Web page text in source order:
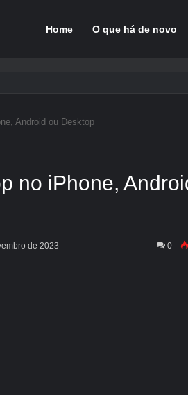
Home O que há de novo
Android ou Desktop
no ​​iPhone,
de 2023 0